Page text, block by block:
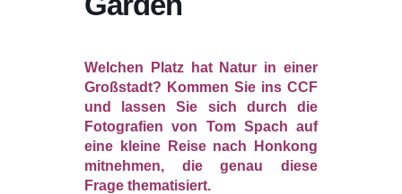
Welchen Platz hat Natur in einer
Großstadt? Kommen Sie ins CCF
und lassen Sie sich durch die
Fotografien von Tom Spach auf
eine kleine Reise nach Honkong
mitnehmen, die genau diese
Frage thematisiert.